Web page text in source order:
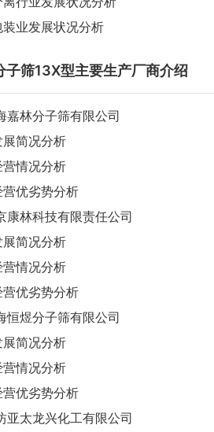
业发展状况分析
子筛13X型主要生产厂商介绍
嘉林分子筛有限公司
简况分析
情况分析
优劣势分析
康林科技有限责任公司
简况分析
情况分析
优劣势分析
恒煜分子筛有限公司
简况分析
情况分析
优劣势分析
亚太龙兴化工有限公司